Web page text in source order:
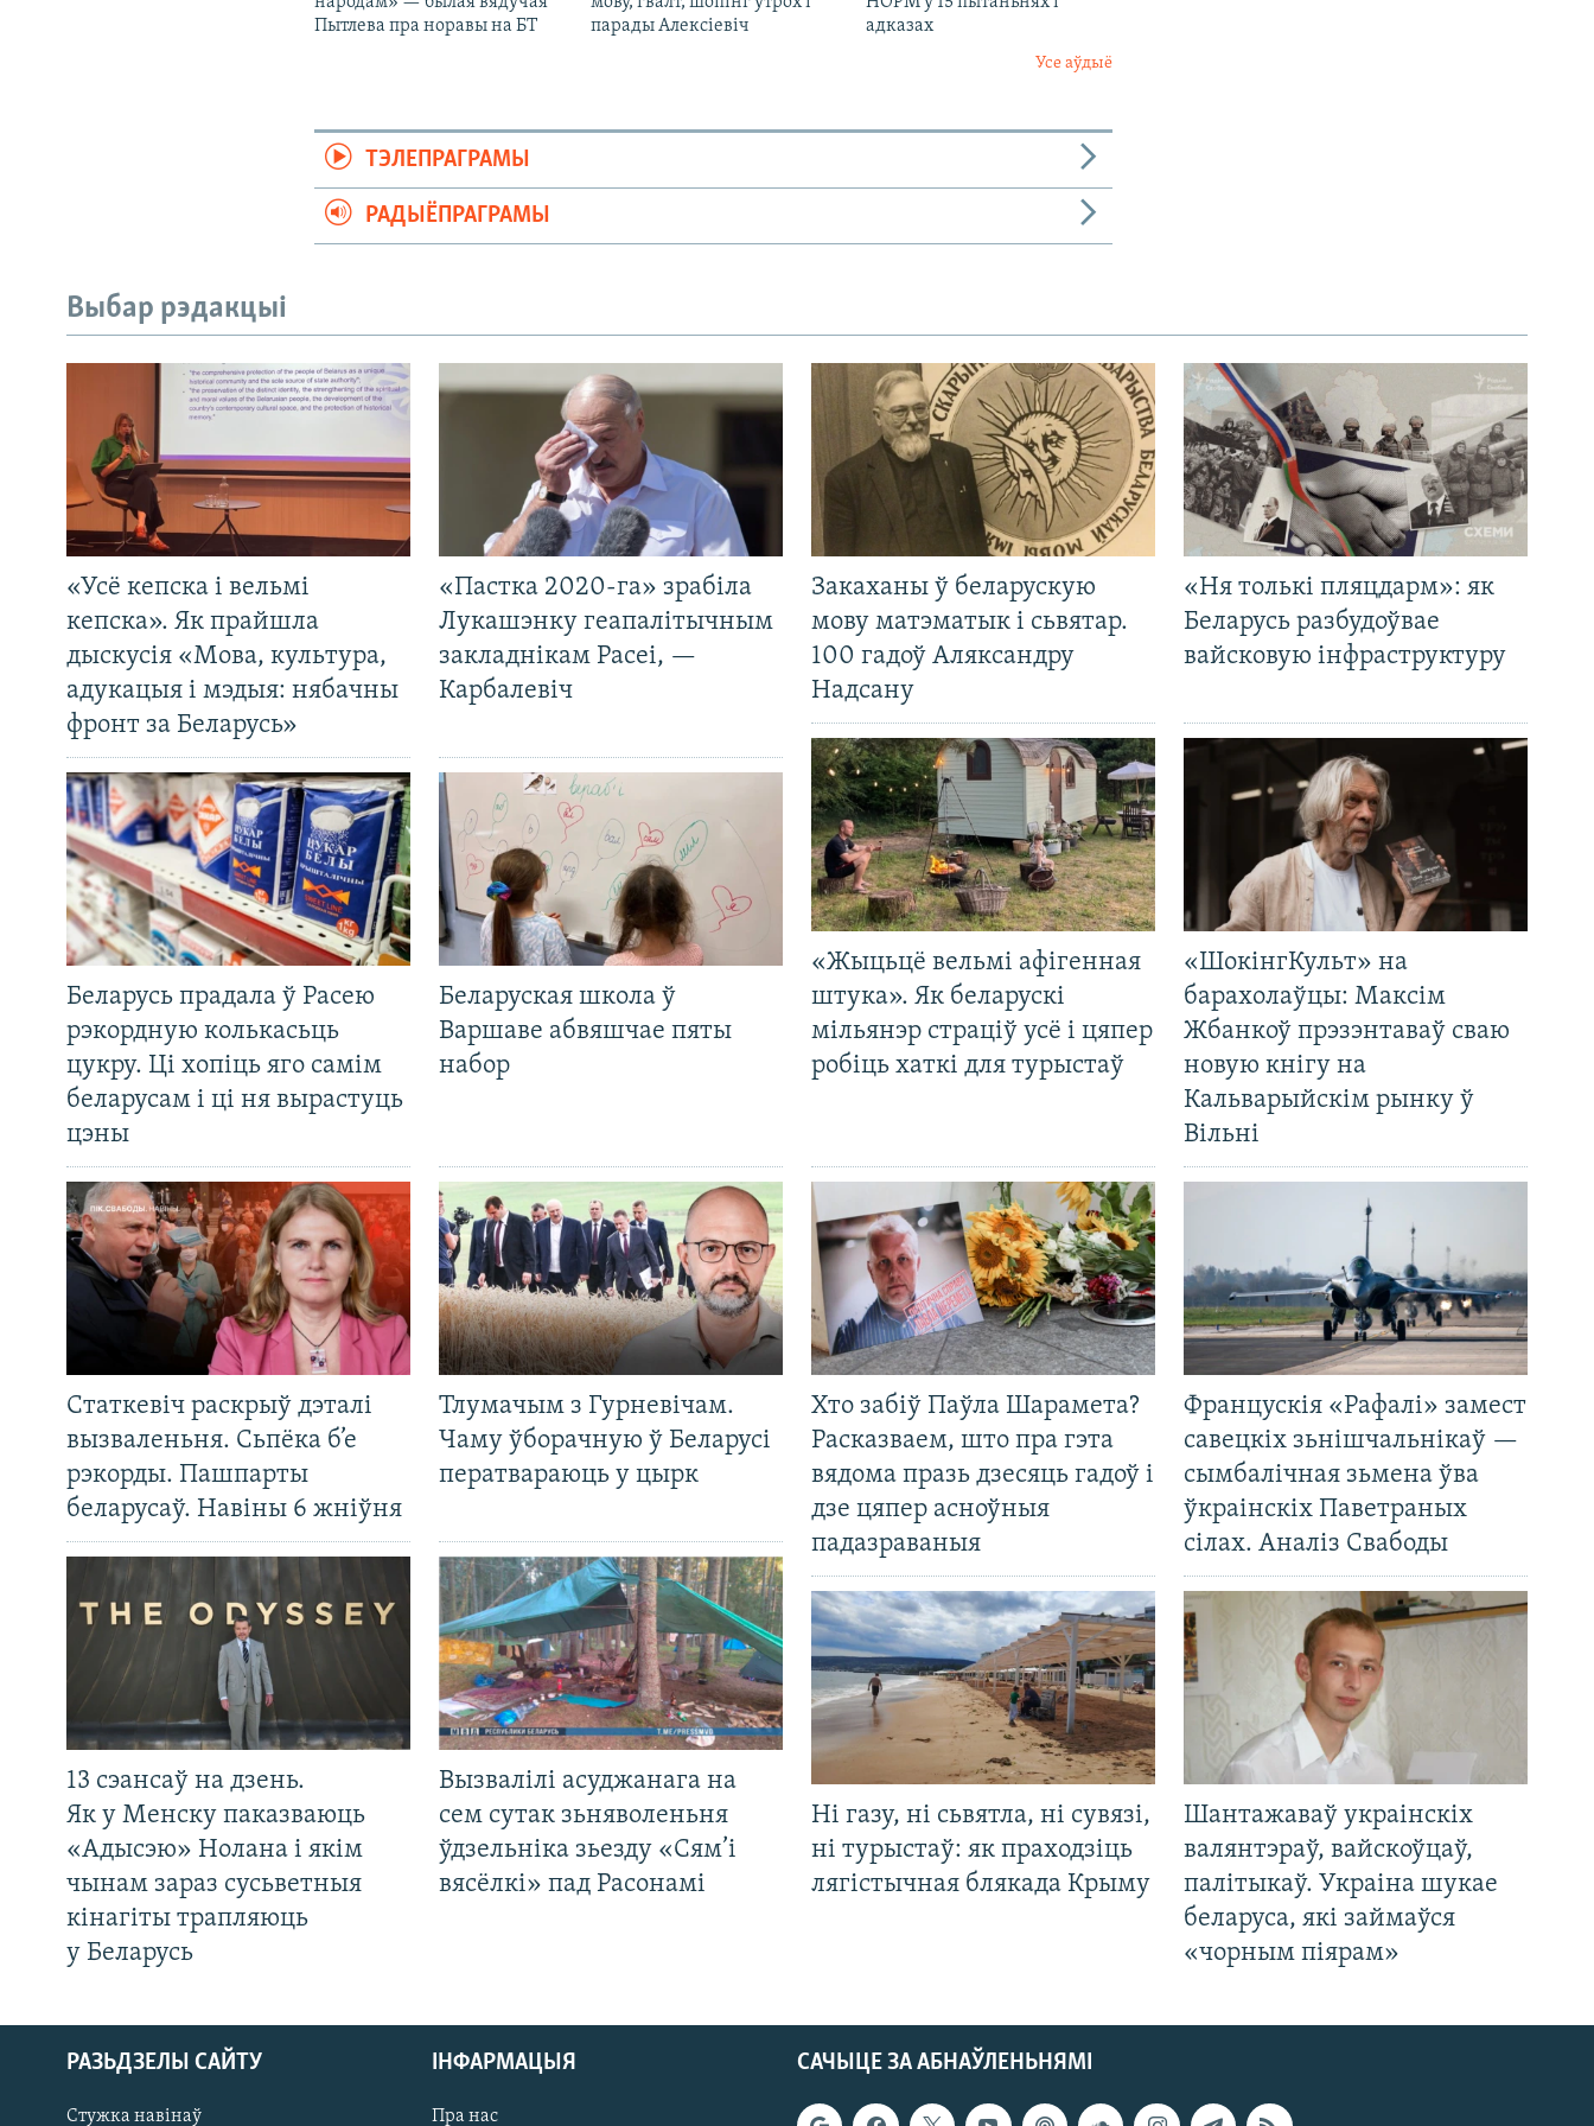
Пытлева пра норавы на БТ
парады Алексіевіч
адказах
Усе аўдыё
ТЭЛЕПРАГРАМЫ
РАДЫЁПРАГРАМЫ
Выбар рэдакцыі
«Усё кепска і вельмі
кепска». Як прайшла
дыскусія «Мова, культура,
адукацыя і мэдыя: нябачны
фронт за Беларусь»
«Пастка 2020-га» зрабіла
Лукашэнку геапалітычным
закладнікам Расеі, —
Карбалевіч
Беларусь прадала ў Расею
рэкордную колькасьць
цукру. Ці хопіць яго самім
беларусам і ці ня вырастуць
цэны
Беларуская школа ў
Варшаве абвяшчае пяты
набор
Статкевіч раскрыў дэталі
вызваленьня. Сьпёка б’е
рэкорды. Пашпарты
беларусаў. Навіны 6 жніўня
Тлумачым з Гурневічам.
Чаму ўборачную ў Беларусі
ператвараюць у цырк
13 сэансаў на дзень.
Як у Менску паказваюць
«Адысэю» Нолана і якім
чынам зараз сусьветныя
кінагіты трапляюць
у Беларусь
Вызвалілі асуджанага на
сем сутак зьняволеньня
ўдзельніка зьезду «Сям’і
вясёлкі» пад Расонамі
Закаханы ў беларускую
мову матэматык і сьвятар.
100 гадоў Аляксандру
Надсану
«Ня толькі пляцдарм»: як
Беларусь разбудоўвае
вайсковую інфраструктуру
«Жыцьцё вельмі афігенная
штука». Як беларускі
мільянэр страціў усё і цяпер
робіць хаткі для турыстаў
«ШокінгКульт» на
барахолаўцы: Максім
Жбанкоў прэзэнтаваў сваю
новую кнігу на
Кальварыйскім рынку ў
Вільні
Хто забіў Паўла Шарамета?
Расказваем, што пра гэта
вядома празь дзесяць гадоў і
дзе цяпер асноўныя
падазраваныя
Францускія «Рафалі» замест
савецкіх зьнішчальнікаў —
сымбалічная зьмена ўва
ўкраінскіх Паветраных
сілах. Аналіз Свабоды
Ні газу, ні сьвятла, ні сувязі,
ні турыстаў: як праходзіць
лягістычная блякада Крыму
Шантажаваў украінскіх
валянтэраў, вайскоўцаў,
палітыкаў. Украіна шукае
беларуса, які займаўся
«чорным піярам»
САЧЫЦЕ ЗА АБНАЎЛЕНЬНЯМІ
РАЗЬДЗЕЛЫ САЙТУ
Стужка навінаў
ІНФАРМАЦЫЯ
Пра нас